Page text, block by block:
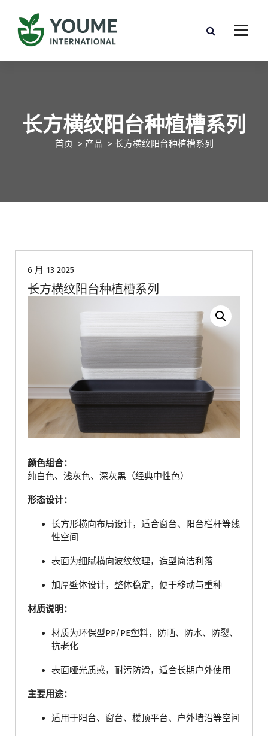
长方横纹阳台种植槽系列
首页 > 产品 > 长方横纹阳台种植槽系列
6 月 13 2025
长方横纹阳台种植槽系列
颜色组合：
纯白色、浅灰色、深灰黑（经典中性色）
形态设计：
长方形横向布局设计，适合窗台、阳台栏杆等线
性空间
表面为细腻横向波纹纹理，造型简洁利落
加厚壁体设计，整体稳定，便于移动与重种
材质说明：
材质为环保型PP/PE塑料，防晒、防水、防裂、
抗老化
表面哑光质感，耐污防滑，适合长期户外使用
主要用途：
适用于阳台、窗台、楼顶平台、户外墙沿等空间